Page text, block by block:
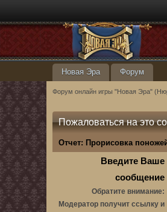
Новая Эра Форум
Форум онлайн игры "Новая Эра"
Пожаловаться на это
Отчет: Прорисовка
Введите Ваше
сообщение
Обратите внимание:
Модератор получит ссылку и